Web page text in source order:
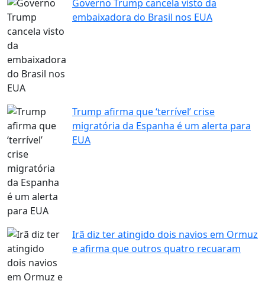
Governo Trump cancela visto da
embaixadora do Brasil nos EUA
Trump afirma que ‘terrível’ crise
migratória da Espanha é um alerta para
EUA
Irã diz ter atingido dois navios em Ormuz
e afirma que outros quatro recuaram